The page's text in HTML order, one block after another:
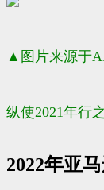
▲ 图片来源于
纵使2021年行
2022年亚